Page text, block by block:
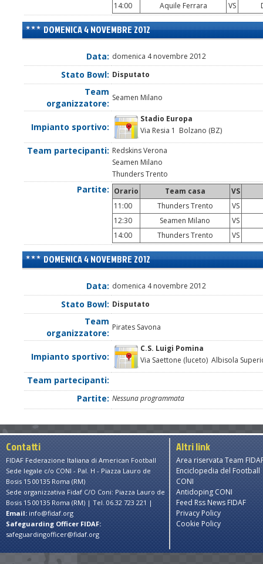
14:00
Aquile Ferrara VS
DOMENICA 4 NOVEMBRE 2012
Data: domenica 4 novembre 2012
Stato Bowl: Disputato
Team
organizzatore:
Seamen Milano
Impianto sportivo:
Stadio Europa
Via Resia 1 Bolzano (BZ)
Team partecipanti: Redskins Verona
Seamen Milano
Thunders Trento
Partite: Orario Team casa
VS
11:00
Thunders Trento VS
12:30
Seamen Milano VS
14:00
Thunders Trento VS
DOMENICA 4 NOVEMBRE 2012
Data: domenica 4 novembre 2012
Stato Bowl: Disputato
Team
organizzatore:
Pirates Savona
Impianto sportivo:
C.S. Luigi Pomina
Via Saettone (luceto) Albisola
Team partecipanti:
Partite: Nessuna programmata
Contatti
FIDAF Federazione Italiana di American Football
Sede legale c/o CONI - Pal. H - Piazza Lauro de
Bosis 15 00135 Roma (RM)
Sede organizzativa Fidaf C/O Coni: Piazza Lauro de
Bosis 15 00135 Roma (RM) | Tel. 06.32 723 221 |
Email: info@fidaf.org
Safeguarding Officer FIDAF:
safeguardingofficer@fidaf.org
Altri link
Area riservata Team
Enciclopedia del Football
CONI
Antidoping CONI
Feed Rss News FIDAF
Privacy Policy
Cookie Policy